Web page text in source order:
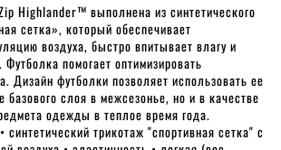
Highlander™ выполнена из синтетического
сетка», который обеспечивает
воздуха, быстро впитывает влагу и
помогает оптимизировать
Дизайн футболки позволяет использовать ее
базового слоя в межсезонье, но и в качестве
одежды в теплое время года.
синтетический трикотаж "спортивная сетка" с